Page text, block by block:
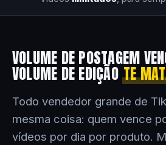
VOLUME DE POSTAGEM
VOLUME DE EDIÇÃOTE
Todo vendedor grande de
mesma coisa: quem vence
vídeos por dia por produto.